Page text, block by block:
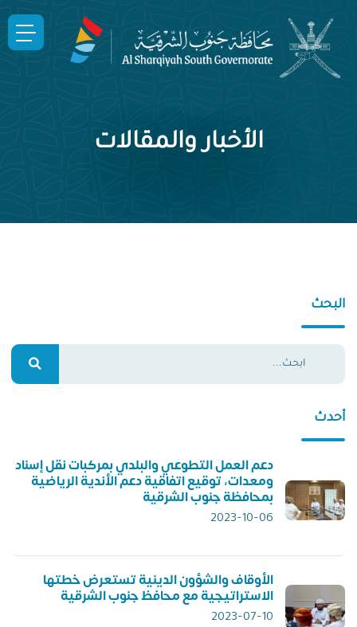
الأخبار والمقالات
البحث
أحدث
دعم العمل التطوعي والبلدي بمركبات نقل إسناد
ومعدات، توقيع اتفاقية دعم الأندية الرياضية
بمحافظة جنوب الشرقية
2023-10-06
الأوقاف والشؤون الدينية تستعرض خطتها
الاستراتيجية مع محافظ جنوب الشرقية
2023-07-10